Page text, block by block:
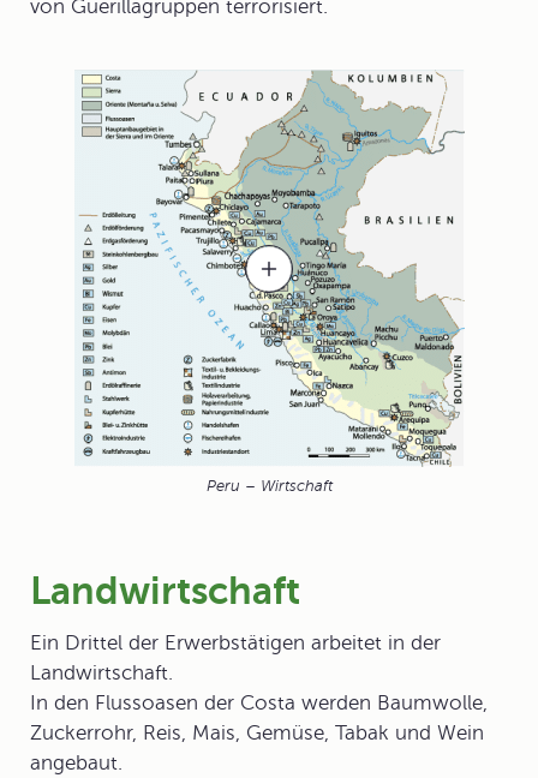
von Guerillagruppen terrorisiert.
Peru – Wirtschaft
Landwirtschaft
Ein Drittel der Erwerbstätigen arbeitet in der
Landwirtschaft.
In den Flussoasen der Costa werden Baumwolle,
Zuckerrohr, Reis, Mais, Gemüse, Tabak und Wein
angebaut.